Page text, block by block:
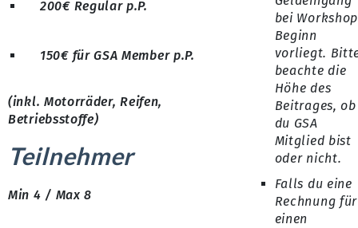
200€ Regular p.P.
150€ für GSA Member p.P.
(inkl. Motorräder, Reifen,
Betriebsstoffe)
Teilnehmer
Min 4 / Max 8
bei
Beginn
vorliegt.
beachte die
Höhe des
Beitrages, ob
du GSA
Mitglied bist
oder nicht.
Falls du eine
Rechnung für
einen